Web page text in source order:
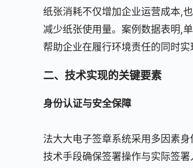
纸张消耗不仅增加企业运营成本,
减少纸张使用量。案例数据表明,
帮助企业在履行环境责任的同时实
二、技术实现的关键要素
身份认证与安全保障
法大大电子签章系统采用多因素
技术手段确保签署操作与实际签